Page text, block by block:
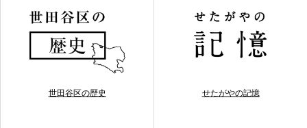
世田谷区の歴史 せたがやの記憶